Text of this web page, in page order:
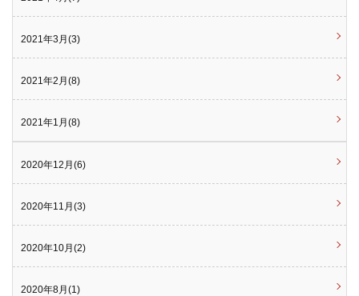
2021年3月(3)
2021年2月(8)
2021年1月(8)
2020年12月(6)
2020年11月(3)
2020年10月(2)
2020年8月(1)